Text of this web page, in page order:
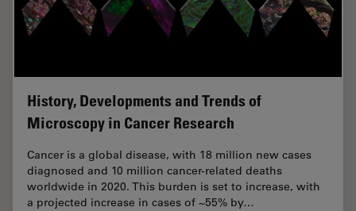
History, Developments and Trends of
Microscopy in Cancer Research
Cancer is a global disease, with 18 million new cases
diagnosed and 10 million cancer-related deaths
worldwide in 2020. This burden is set to increase, with
a projected increase in cases of ~55% by…